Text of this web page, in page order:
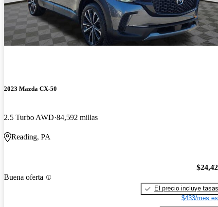
2023 Mazda CX-50
2.5 Turbo AWD 84,592 millas
Reading, PA
Buena oferta
El precio incluye tasas
$433/mes